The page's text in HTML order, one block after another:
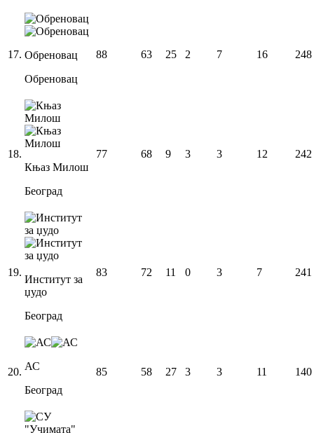
17. Обреновац
Обреновац
88 63 25 2 7 16 248
18.
Књаз Милош
Београд
77 68 9 3 3 12 242
19.
Институт за
џудо
Београд
83 72 11 0 3 7 241
20. АС
Београд
85 58 27 3 3 11 140